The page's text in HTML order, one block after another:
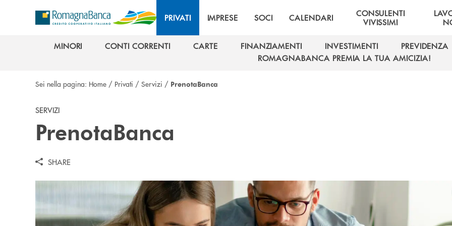
PRIVATI IMPRESE SOCI CALENDARI
CONSULENTI
VIVISSIMI
MINORI
CONTI CORRENTI
CARTE
FINANZIAMENTI
FINANZIAMENTI
INVESTIMENTI
INVESTIMENTI
PREVIDENZA
PREVIDENZA
ROMAGNABANCA PREMIA LA TUA AMICIZIA!
Sei nella pagina: Home / Privati / Servizi / PrenotaBanca
SERVIZI
PrenotaBanca
SHARE